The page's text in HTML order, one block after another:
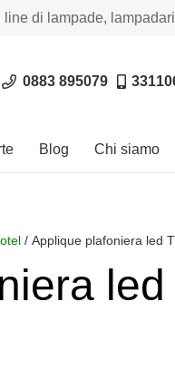
line di lampade,
0883 895079
Blog Chi siamo
/ Applique plafoniera led
led